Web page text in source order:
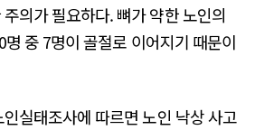
의가 필요하다. 뼈가 약한 노인의
중 7명이 골절로 이어지기 때문이
실태조사에 따르면 노인 낙상 사고